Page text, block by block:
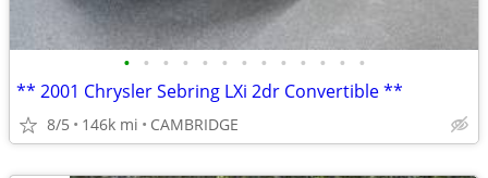
• • • • • • • • • • • • •
** 2001 Chrysler Sebring LXi 2dr Convertible **
8/5 146k mi CAMBRIDGE